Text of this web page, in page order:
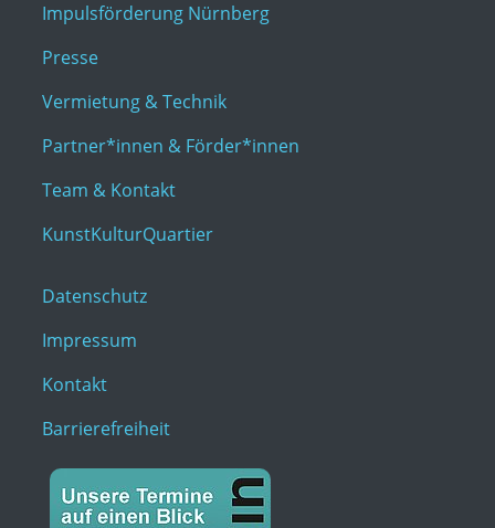
Impulsförderung Nürnberg
Presse
Vermietung & Technik
Partner*innen & Förder*innen
Team & Kontakt
KunstKulturQuartier
Datenschutz
Impressum
Kontakt
Barrierefreiheit